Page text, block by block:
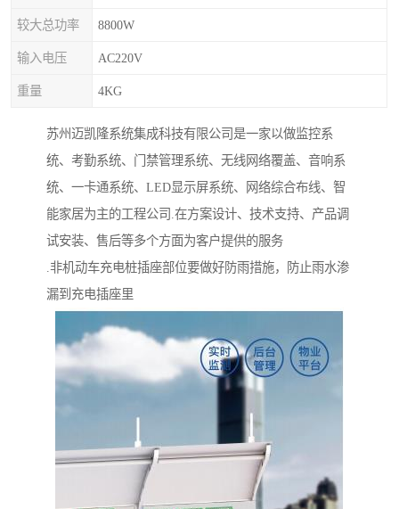
较大总功率 8800W
输入电压 AC220V
重量 4KG
苏州迈凯隆系统集成科技有限公司是一家以做监控系
统、考勤系统、门禁管理系统、无线网络覆盖、音响系
统、一卡通系统、LED显示屏系统、网络综合布线、智
能家居为主的工程公司.在方案设计、技术支持、产品调
试安装、售后等多个方面为客户提供的服务
.非机动车充电桩插座部位要做好防雨措施，防止雨水渗
漏到充电插座里